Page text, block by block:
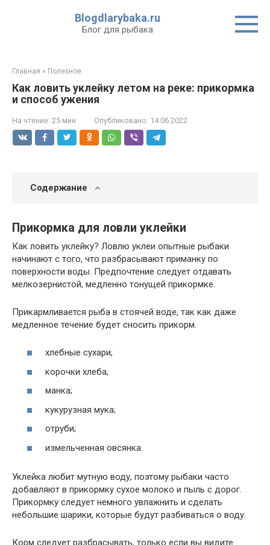
Blogdlarybaka.ru
Блог для рыбака
Главная » Полезное
Как ловить уклейку летом на реке: прикормка
и способ ужения
На чтение: 25 мин Опубликовано: 14.06.2022
Содержание
Прикормка для ловли уклейки
Как ловить уклейку? Ловлю уклеи опытные рыбаки
начинают с того, что разбрасывают приманку по
поверхности воды. Предпочтение следует отдавать
мелкозернистой, медленно тонущей прикормке.
Прикармливается рыба в стоячей воде, так как даже
медленное течение будет сносить прикорм.
хлебные сухари;
корочки хлеба;
манка;
кукурузная мука;
отруби;
измельченная овсянка.
Уклейка любит мутную воду, поэтому рыбаки часто
добавляют в прикормку сухое молоко и пыль с дорог.
Прикормку следует немного увлажнить и сделать
небольшие шарики, которые будут разбиваться о воду.
Корм следует разбрасывать, только если вы видите